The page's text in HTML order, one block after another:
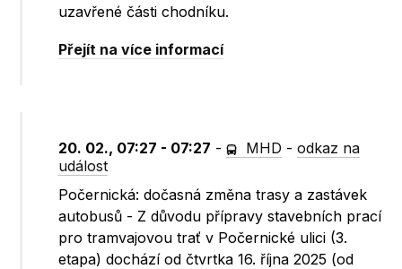
uzavřené části chodníku.
Přejít na více informací
20. 02., 07:27 - 07:27 - MHD -odkaz na
událost
Počernická: dočasná změna trasy a zastávek
autobusů - Z důvodu přípravy stavebních prací
pro tramvajovou trať v Počernické ulici (3.
etapa) dochází od čtvrtka 16. října 2025 (od